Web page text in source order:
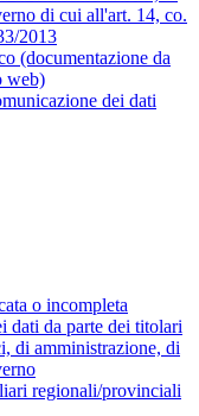
di cui all'art. 14, co.
2013
(documentazione da
web)
dei dati
o incompleta
dati da parte dei titolari
di amministrazione, di
regionali/provinciali